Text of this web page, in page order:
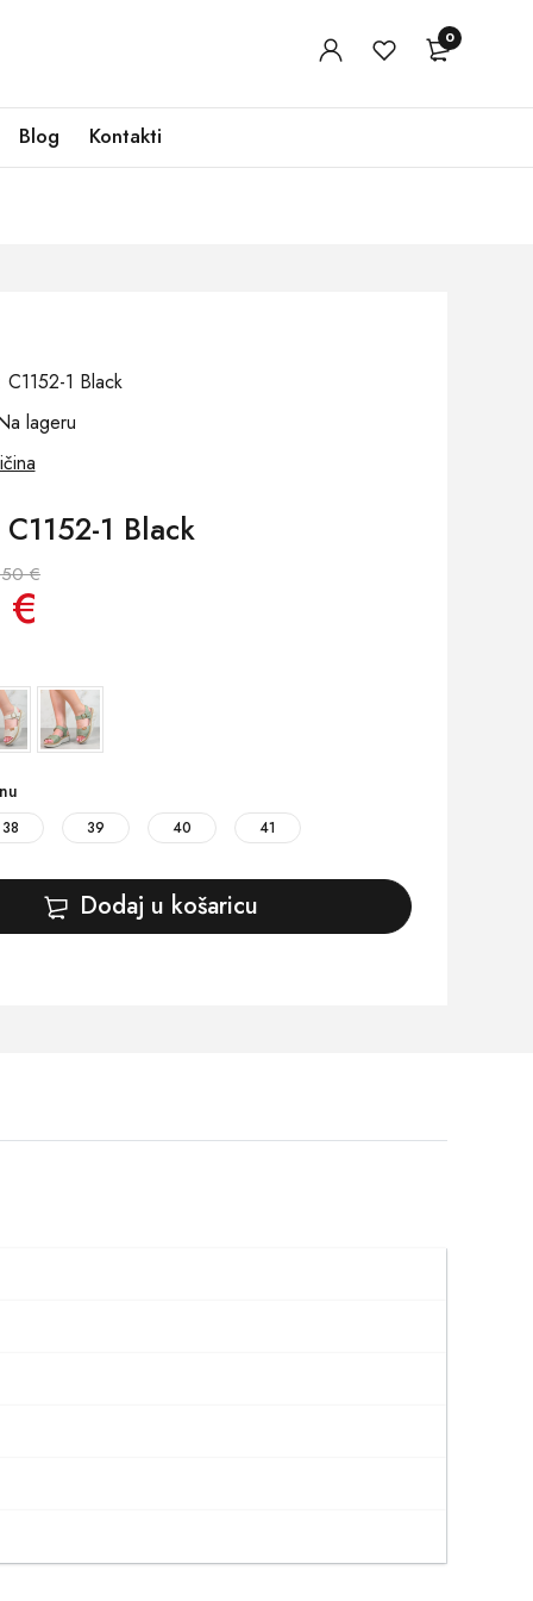
0
Blog Kontakti
1 Black
lageru
1 Black
€
38 39 40 41
Dodaj u košaricu